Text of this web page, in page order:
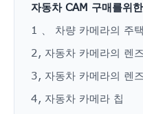
자동차 CAM 구매를위
1 、 차량 카메라의 주택
2, 자동차 카메라의 렌즈
3, 자동차 카메라의 렌
4, 자동차 카메라 칩